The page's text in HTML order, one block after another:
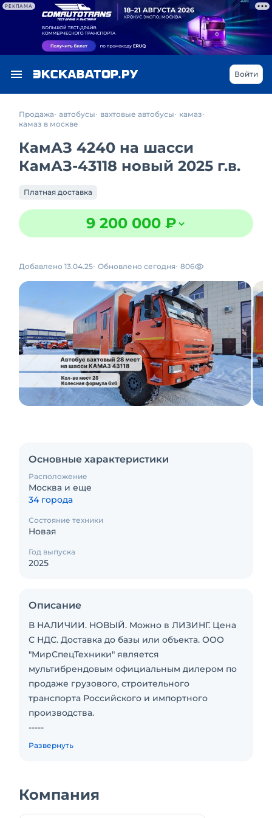
РЕКЛАМА
Войти
Продажа автобусы вахтовые автобусы
камаз
камаз в москве
КамАЗ 4240 на шасси
КамАЗ-43118 новый 2025 г.в.
Платная доставка
9 200 000 ₽
Добавлено 13.04.25 Обновлено сегодня 806
Основные характеристики
Расположение
Москва и еще
34 города
Состояние техники
Новая
Год выпуска
2025
Описание
В НАЛИЧИИ. НОВЫЙ. Можно в ЛИЗИНГ. Цена
С НДС. Доставка до базы или объекта. ООО
"МирСпецТехники" является
мультибрендовым официальным дилером по
продаже грузового, строительного
транспорта Российского и импортного
производства.
-----
Характеристика и количество:
КПП-1310ТО, топливный бак. Кабина без
спального места - 1;
Развернуть
Компания